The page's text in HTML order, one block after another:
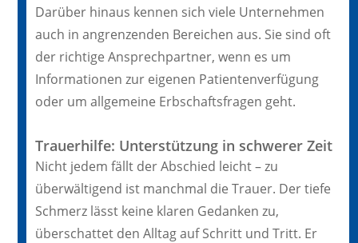
Darüber hinaus kennen sich viele Unternehmen
auch in angrenzenden Bereichen aus. Sie sind oft
der richtige Ansprechpartner, wenn es um
Informationen zur eigenen Patientenverfügung
oder um allgemeine Erbschaftsfragen geht.
Trauerhilfe: Unterstützung in schwerer Zeit
Nicht jedem fällt der Abschied leicht – zu
überwältigend ist manchmal die Trauer. Der tiefe
Schmerz lässt keine klaren Gedanken zu,
überschattet den Alltag auf Schritt und Tritt. Er